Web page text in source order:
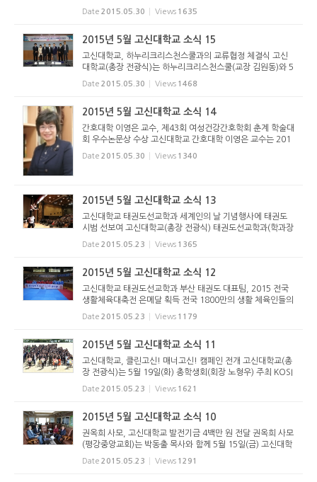
식)는 2015년 5월 28일(목) 오후 5시 손양원기념홀에서 201
5년 고신대 해외봉사단 발대식을 가졌다. 2015년 고신대학교
Date 2015.05.30 Views 1635
2015년 5월 고신대학교 소식 15
고신대학교, 하누리크리스천스쿨과의 교류협정 체결식 고신
대학교(총장 전광식)는 하누리크리스천스쿨(교장 김원동)와 5
월 28일(목) 오전 11시 고신대학교 섬김관 4층 회의실에서 우
수한 인재 양성 및 기독교 청소년의 문화활동 교류를 위한 교
Date 2015.05.30 Views 1468
2015년 5월 고신대학교 소식 14
간호대학 이영은 교수, 제43회 여성건강간호학회 춘계 학술대
회 우수논문상 수상 고신대학교 간호대학 이영은 교수는 201
5년 5월 22일(토) 개최된 제 43회 여성건강간호학회(학회장
이은희) 춘계학술대회에서 우수논문상을 수상했다. 창신대학
Date 2015.05.30 Views 1340
2015년 5월 고신대학교 소식 13
고신대학교 태권도선교학과 세계인의 날 기념행사에 태권도
시범 선보여 고신대학교(총장 전광식) 태권도선교학과(학과장
이정기) 시범단은 지난 5월 20일(수)에 ‘제 8회 세계인의 날'을
맞이하여 부산 롯데 백화점 광복점에서 국내에 거주하는 다문
Date 2015.05.23 Views 1365
2015년 5월 고신대학교 소식 12
고신대학교 태권도선교학과 부산 태권도 대표팀, 2015 전국
생활체육대축전 은메달 획득 전국 1800만의 생활 체육인들의
축제인 “2015 전국 생활체육대축전”이 문화체육관광부와 국
민체육진흥공단, 국민생활체육종목별연합회 주관하여 경기도
Date 2015.05.23 Views 1179
2015년 5월 고신대학교 소식 11
고신대학교, 클린고신! 매너고신! 캠페인 전개 고신대학교(총
장 전광식)는 5월 19일(화) 총학생회(회장 노형우) 주최 KOSI
NPIAD 체육대회를 개최하며 『클린고신! 매너고신! 캠페인』을
전개하며 선포식을 가졌다. 총학생회, 동아리와 연계해 추진
Date 2015.05.23 Views 1621
2015년 5월 고신대학교 소식 10
권옥희 사모, 고신대학교 발전기금 4백만 원 전달 권옥희 사모
(평강중앙교회)는 박동출 목사와 함께 5월 15일(금) 고신대학
교를 방문해 발전기금 4백만 원을 전달했다. 권옥희 사모는
“하나님께서 부어 주신 은혜가 감사하며 그 은혜를 함께 나누
Date 2015.05.23 Views 1291